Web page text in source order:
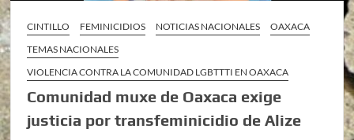
CINTILLO FEMINICIDIOS NOTICIAS NACIONALES
OAXACA
TEMAS NACIONALES
VIOLENCIA CONTRA LA COMUNIDAD LGBTTTI EN OAXACA
Comunidad muxe de Oaxaca exige
justicia por transfeminicidio de Alize